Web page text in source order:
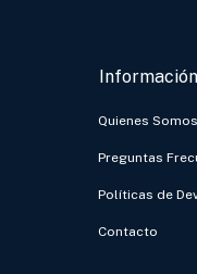
Información
Quienes Somos
Preguntas
Políticas de
Contacto